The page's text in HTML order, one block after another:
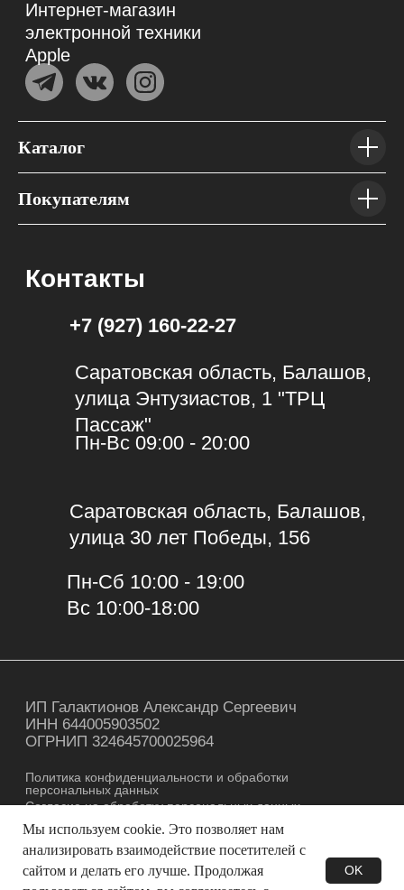
Мы используем cookie. Это позволяет нам
анализировать взаимодействие посетителей с
сайтом и делать его лучше. Продолжая
OK
Каталог
Покупателям